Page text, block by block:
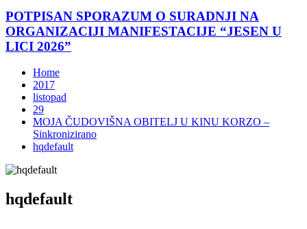
POTPISAN SPORAZUM O SURADNJI NA
ORGANIZACIJI MANIFESTACIJE “JESEN U
LICI 2026”
Home
2017
listopad
29
MOJA ČUDOVIŠNA OBITELJ U KINU KORZO –
Sinkronizirano
hqdefault
hqdefault